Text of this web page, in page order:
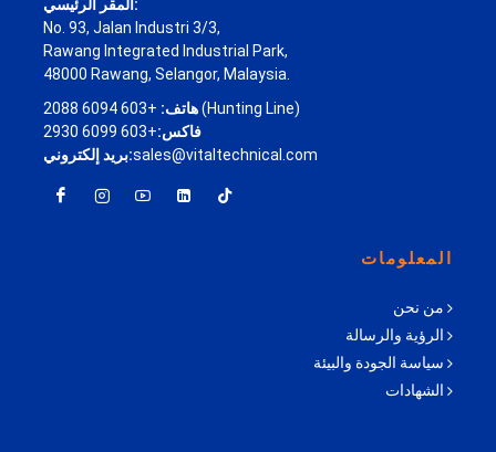
المقر الرئيسي:
No. 93, Jalan Industri 3/3,
Rawang Integrated Industrial Park,
48000 Rawang, Selangor, Malaysia.
هاتف:+603 6094 2088 (Hunting Line)
فاكس:+603 6099 2930
بريد إلكتروني:sales@vitaltechnical.com
المعلومات
من نحن
الرؤية والرسالة
سياسة الجودة والبيئة
الشهادات